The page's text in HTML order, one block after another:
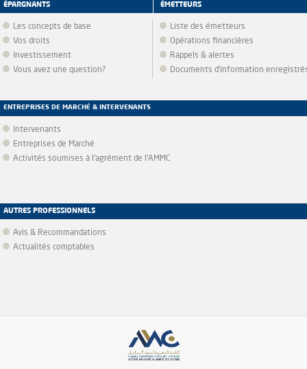
ÉPARGNANTS
Les concepts de base
Vos droits
Investissement
Vous avez une question?
ÉMETTEURS
Liste des émetteurs
Opérations financières
Rappels & alertes
Documents d’information
ENTREPRISES DE MARCHÉ & INTERVENANTS
Intervenants
Entreprises de Marché
Activités soumises à l'agrément de l'AMMC
AUTRES PROFESSIONNELS
Avis & Recommandations
Actualités comptables